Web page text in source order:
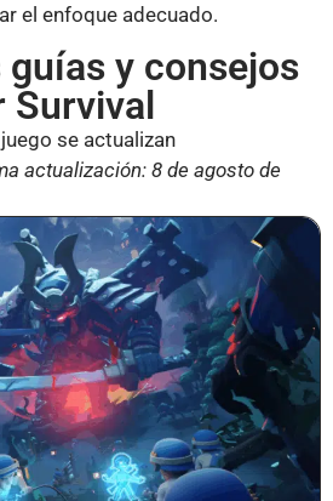
el enfoque adecuado.
y consejos
Survival
se actualizan
actualización: 8 de agosto de